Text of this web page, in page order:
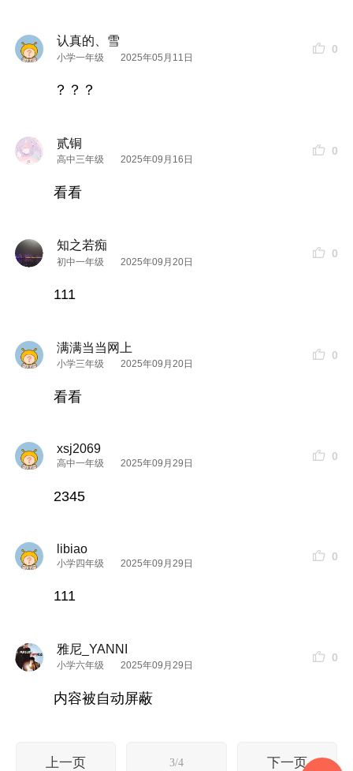
认真的、雪
小学一年级 2025年05月11日
0
？？？
贰铜
高中三年级 2025年09月16日
0
看看
知之若痴
初中一年级 2025年09月20日
0
111
满满当当网上
小学三年级 2025年09月20日
0
看看
xsj2069
高中一年级 2025年09月29日
0
2345
libiao
小学四年级 2025年09月29日
0
111
雅尼_YANNI
小学六年级 2025年09月29日
0
内容被自动屏蔽
上一页 3/4 下一页